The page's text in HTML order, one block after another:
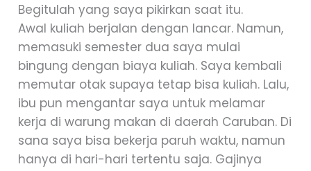
Begitulah yang saya pikirkan saat itu.
Awal kuliah berjalan dengan lancar. Namun,
memasuki semester dua saya mulai
bingung dengan biaya kuliah. Saya kembali
memutar otak supaya tetap bisa kuliah. Lalu,
ibu pun mengantar saya untuk melamar
kerja di warung makan di daerah Caruban. Di
sana saya bisa bekerja paruh waktu, namun
hanya di hari-hari tertentu saja. Gajinya